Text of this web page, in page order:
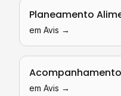
Planeamento
em Avis →
em Avis →